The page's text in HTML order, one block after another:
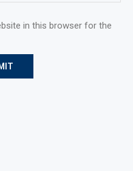
in this browser for the